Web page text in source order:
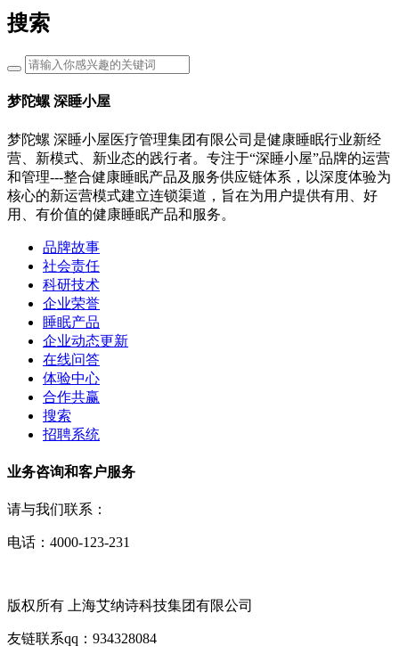
搜索
梦陀螺 深睡小屋
梦陀螺 深睡小屋医疗管理集团有限公司是健康睡眠行业新经
营、新模式、新业态的践行者。专注于“深睡小屋”品牌的运营
和管理---整合健康睡眠产品及服务供应链体系，以深度体验为
核心的新运营模式建立连锁渠道，旨在为用户提供有用、好
用、有价值的健康睡眠产品和服务。
品牌故事
社会责任
科研技术
企业荣誉
睡眠产品
企业动态更新
在线问答
体验中心
合作共赢
搜索
招聘系统
业务咨询和客户服务
请与我们联系：
电话：4000-123-231
版权所有 上海艾纳诗科技集团有限公司
友链联系qq：934328084